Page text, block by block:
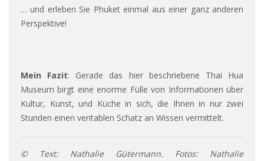
… und erleben Sie Phuket einmal aus einer ganz anderen
Perspektive!
Mein Fazit: Gerade das hier beschriebene Thai Hua
Museum birgt eine enorme Fülle von Informationen über
Kultur, Kunst, und Küche in sich, die Ihnen in nur zwei
Stunden einen veritablen Schatz an Wissen vermittelt.
© Text: Nathalie Gütermann. Fotos: Nathalie